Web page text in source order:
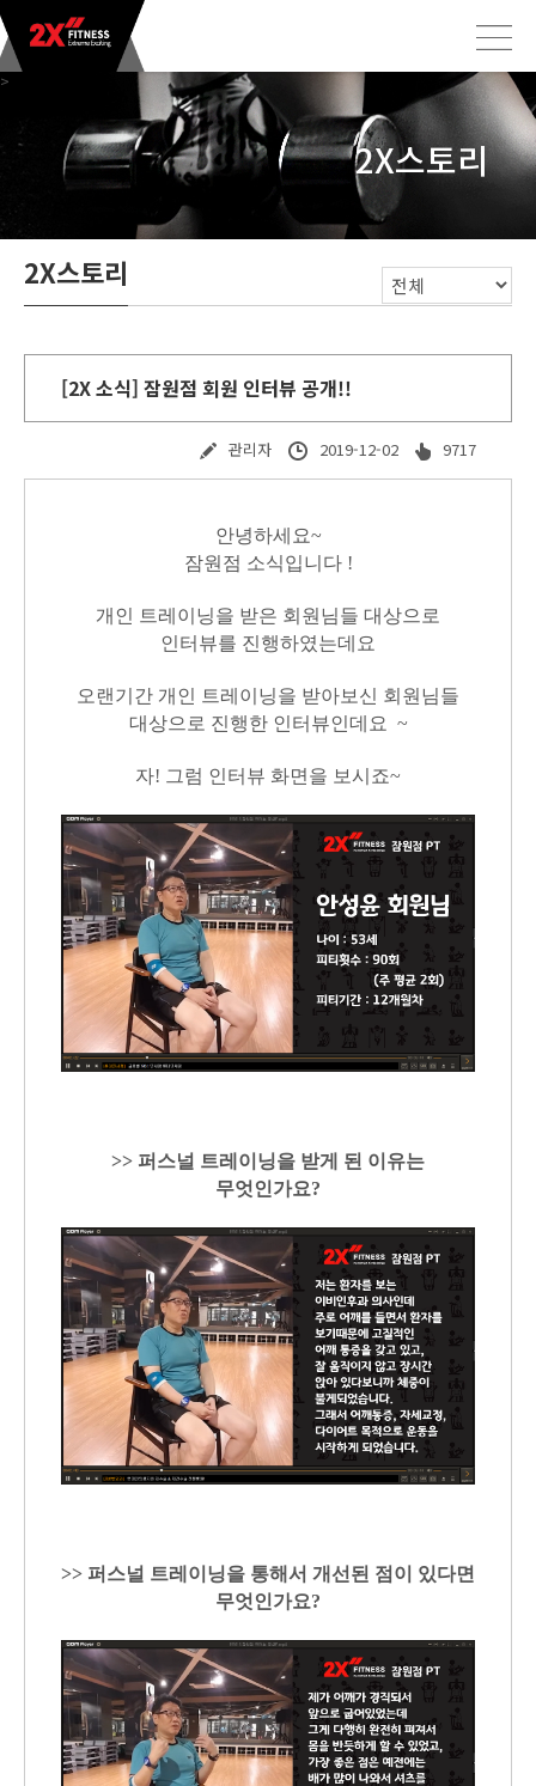
>
2X스토리
2X스토리
[2X 소식] 잠원점 회원 인터뷰 공개!!
관리자 2019-12-02 9717
안녕하세요~
잠원점 소식입니다 !
개인 트레이닝을 받은 회원님들 대상으로
인터뷰를 진행하였는데요
오랜기간 개인 트레이닝을 받아보신 회원님들
대상으로 진행한 인터뷰인데요 ~
자! 그럼 인터뷰 화면을 보시죠~
>> 퍼스널 트레이닝을 받게 된 이유는
무엇인가요?
>> 퍼스널 트레이닝을 통해서 개선된 점이 있다면
무엇인가요?